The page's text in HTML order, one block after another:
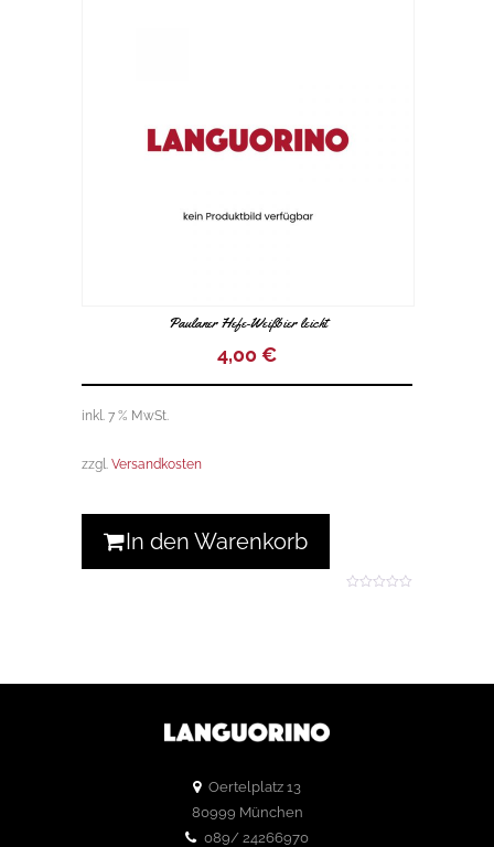
Paulaner Hefe-Weißbier leicht
4,00€
inkl. 7 % MwSt.
zzgl. Versandkosten
In den Warenkorb
Oertelplatz 13
80999 München
089/ 24266970